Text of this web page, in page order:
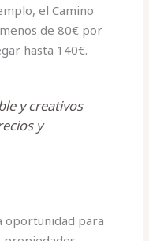
el Camino
de 80€ por
hasta 140€.
y creativos
y
oportunidad para